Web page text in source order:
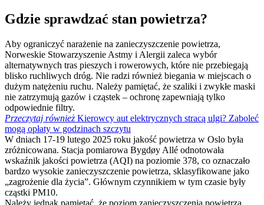
Gdzie sprawdzać stan powietrza?
Aby ograniczyć narażenie na zanieczyszczenie powietrza,
Norweskie Stowarzyszenie Astmy i Alergii zaleca wybór
alternatywnych tras pieszych i rowerowych, które nie przebiegają
blisko ruchliwych dróg. Nie radzi również biegania w miejscach o
dużym natężeniu ruchu. Należy pamiętać, że szaliki i zwykłe maski
nie zatrzymują gazów i cząstek – ochronę zapewniają tylko
odpowiednie filtry.
Przeczytaj również Kierowcy aut elektrycznych stracą ulgi? Zaboleć
mogą opłaty w godzinach szczytu
W dniach 17-19 lutego 2025 roku jakość powietrza w Oslo była
zróżnicowana. Stacja pomiarowa Bygdøy Allé odnotowała
wskaźnik jakości powietrza (AQI) na poziomie 378, co oznaczało
bardzo wysokie zanieczyszczenie powietrza, sklasyfikowane jako
„zagrożenie dla życia”. Głównym czynnikiem w tym czasie były
cząstki PM10.